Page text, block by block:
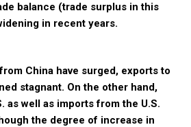
balance (trade surplus in this
in recent years.
China have surged, exports to
stagnant. On the other hand,
as well as imports from the U.S.
the degree of increase in